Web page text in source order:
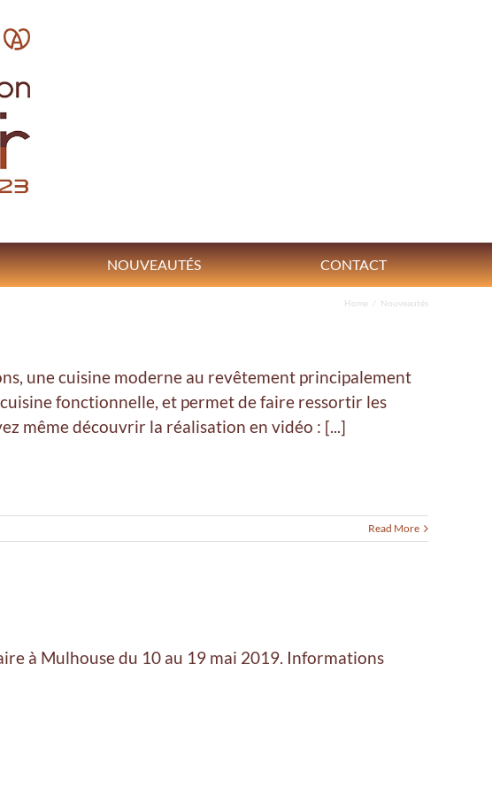
NOUVEAUTÉS CONTACT
Home / Nouveautés
une cuisine moderne au revêtement principalement
fonctionnelle, et permet de faire ressortir les
même découvrir la réalisation en vidéo : [...]
Read More
à Mulhouse du 10 au 19 mai 2019. Informations